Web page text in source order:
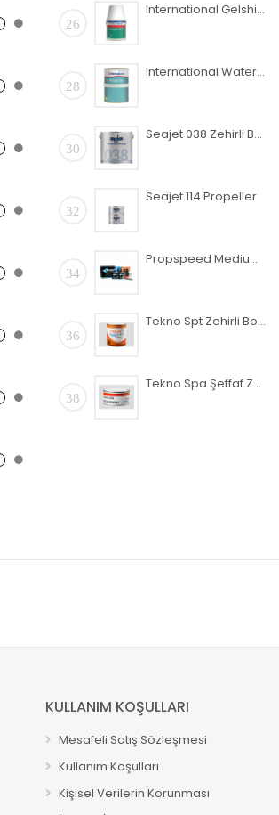
26
International Gelshield Plus
28
International Watertite
30
Seajet 038 Zehirli Boya
32
Seajet 114 Propeller
34
Propspeed Medium Kit
36
Tekno Spt Zehirli Boya
38
Tekno Spa Şeffaf Zehirli
KULLANIM KOŞULLARI
Mesafeli Satış Sözleşmesi
Kullanım Koşulları
Kişisel Verilerin Korunması